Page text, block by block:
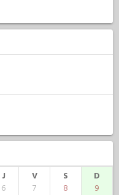
J
6
V
7
S
8
D
9